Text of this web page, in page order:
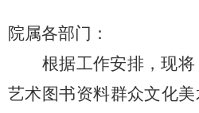
院属各部门：
根据工作安排，现将
艺术图书资料群众文化